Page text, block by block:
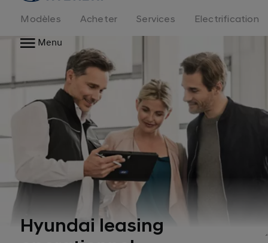
logo
Modèles Acheter Services
Electrification
Menu
Hyundai leasing